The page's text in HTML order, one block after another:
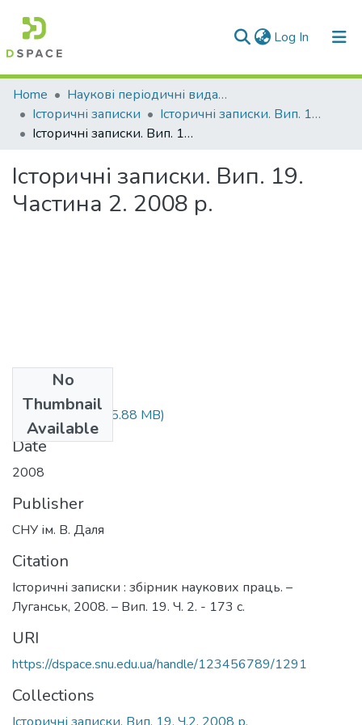
Log In (current)
Communities & Collections
All of DSpace
Home
Наукові періодичні видання СНУ ім. В. Даля
Історичні записки
Історичні записки. Вип. 19. Ч.2. 2008 р.
Історичні записки. Вип. 19. Частина 2. 2008 р.
Історичні записки. Вип. 19.
Частина 2. 2008 р.
No
Thumbnail
Available
maket_19.2.doc (5.88 MB)
Date
2008
Publisher
СНУ ім. В. Даля
Citation
Історичні записки : збірник наукових праць. –
Луганськ, 2008. – Вип. 19. Ч. 2. - 173 c.
URI
https://dspace.snu.edu.ua/handle/123456789/1291
Collections